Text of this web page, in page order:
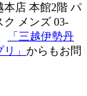
本店 本館2階 パ
メンズ 03-
「三越伊勢丹
」 からもお問